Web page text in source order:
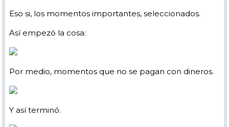
Eso si, los momentos importantes, seleccionados.
Así empezó la cosa:
Por medio, momentos que no se pagan con dineros.
Y así terminó.